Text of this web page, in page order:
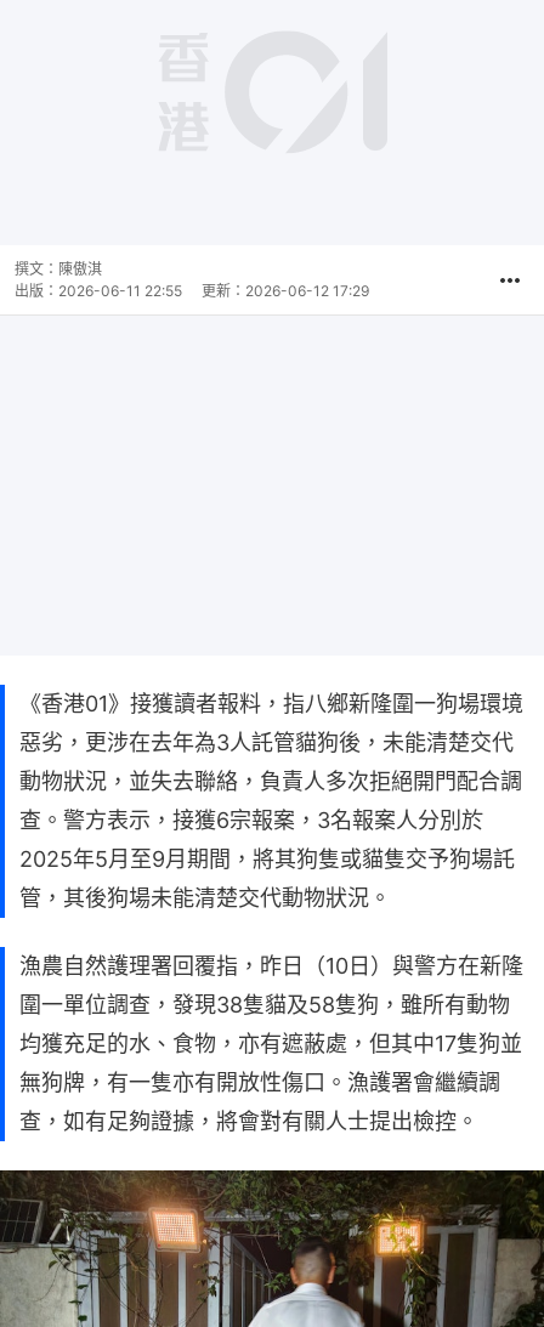
撰文： 陳傲淇
出版： 2026-06-11 22:55 更新： 2026-06-12 17:29
《香港01》接獲讀者報料，指八鄉新隆圍一狗場環境
惡劣，更涉在去年為3人託管貓狗後，未能清楚交代
動物狀況，並失去聯絡，負責人多次拒絕開門配合調
查。警方表示，接獲6宗報案，3名報案人分別於
2025年5月至9月期間，將其狗隻或貓隻交予狗場託
管，其後狗場未能清楚交代動物狀況。
漁農自然護理署回覆指，昨日（10日）與警方在新隆
圍一單位調查，發現38隻貓及58隻狗，雖所有動物
均獲充足的水、食物，亦有遮蔽處，但其中17隻狗並
無狗牌，有一隻亦有開放性傷口。漁護署會繼續調
查，如有足夠證據，將會對有關人士提出檢控。